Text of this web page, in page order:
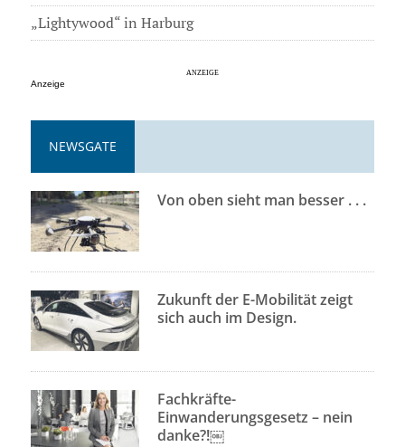
„Lightywood“ in Harburg
Anzeige
NEWSGATE
Von oben sieht man besser . . .
Zukunft der E-Mobilität zeigt
sich auch im Design.
Fachkräfte-
Einwanderungsgesetz – nein
danke?!￼